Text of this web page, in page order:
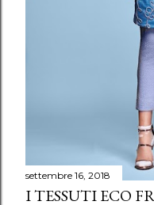
settembre 16, 2018
I TESSUTI ECO